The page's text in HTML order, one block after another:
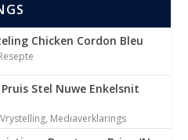
Chicken Cordon Bleu
Stel Nuwe Enkelsnit
, Mediaverklarings